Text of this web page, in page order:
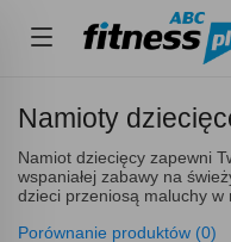
Namioty
Namiot dziecięcy zapewni
wspaniałej zabawy na
dzieci przeniosą maluchy
Porównanie produktów (0)